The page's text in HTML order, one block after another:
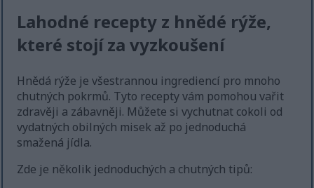
Lahodné recepty z hnědé rýže,
které stojí za vyzkoušení
Hnědá rýže je všestrannou ingrediencí pro mnoho
chutných pokrmů. Tyto recepty vám pomohou vařit
zdravěji a zábavněji. Můžete si vychutnat cokoli od
vydatných obilných misek až po jednoduchá
smažená jídla.
Zde je několik jednoduchých a chutných tipů: